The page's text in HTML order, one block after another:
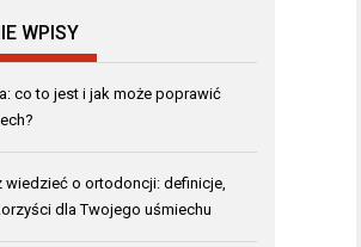
WPISY
co to jest i jak może poprawić
wiedzieć o ortodoncji: definicje,
dla Twojego uśmiechu